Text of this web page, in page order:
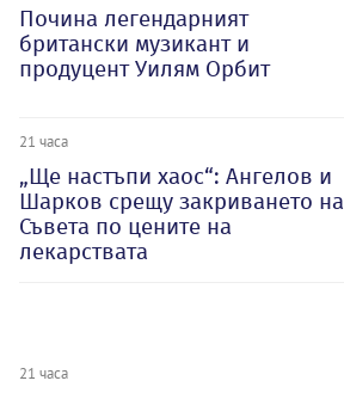
Почина легендарният
британски музикант и
продуцент Уилям Орбит
21 часа
„Ще настъпи хаос“: Ангелов и
Шарков срещу закриването на
Съвета по цените на
лекарствата
21 часа